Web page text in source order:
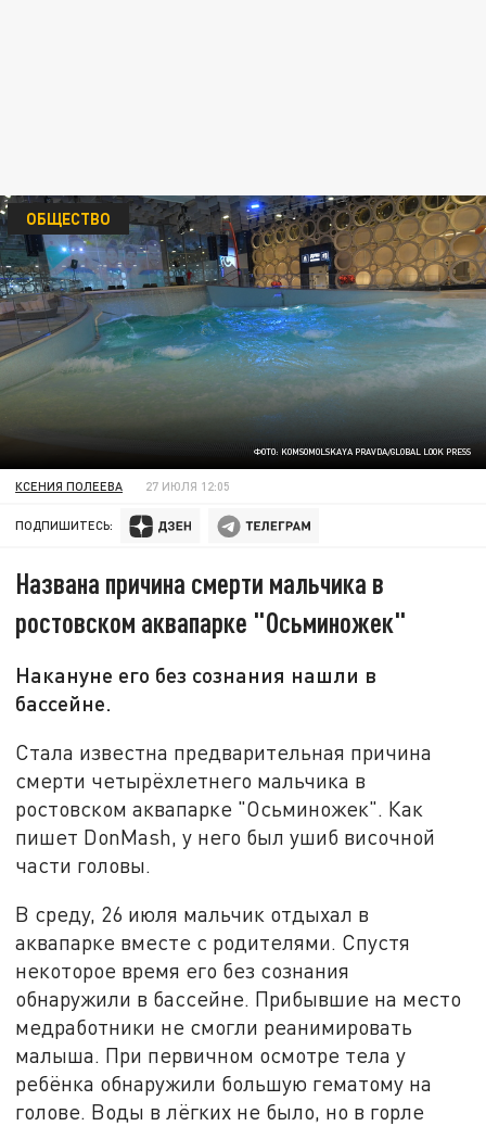
ФОТО: KOMSOMOLSKAYA PRAVDA/GLOBAL LOOK PRESS
ОБЩЕСТВО
КСЕНИЯ ПОЛЕЕВА 27 ИЮЛЯ 12:05
ПОДПИШИТЕСЬ:
Названа причина смерти мальчика в
ростовском аквапарке "Осьминожек"
Накануне его без сознания нашли в
бассейне.
Стала известна предварительная причина
смерти четырёхлетнего мальчика в
ростовском аквапарке "Осьминожек". Как
пишет DonMash, у него был ушиб височной
части головы.
В среду, 26 июля мальчик отдыхал в
аквапарке вместе с родителями. Спустя
некоторое время его без сознания
обнаружили в бассейне. Прибывшие на место
медработники не смогли реанимировать
малыша. При первичном осмотре тела у
ребёнка обнаружили большую гематому на
голове. Воды в лёгких не было, но в горле